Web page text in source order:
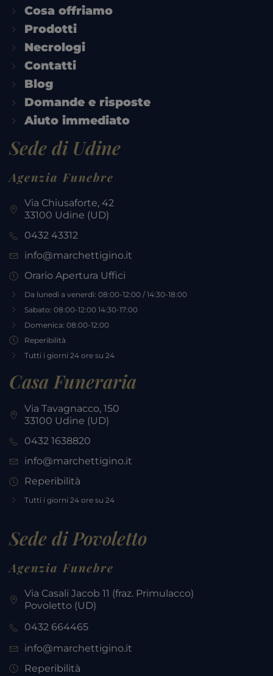
Cosa offriamo
Prodotti
Necrologi
Contatti
Blog
Domande e risposte
Aiuto immediato
Sede di Udine
Agenzia Funebre
Via Chiusaforte, 42
33100 Udine (UD)
0432 43312
info@marchettigino.it
Orario Apertura Uffici
Da lunedì a venerdì: 08:00-12:00 / 14:30-18:00
Sabato: 08:00-12:00 14:30-17:00
Domenica: 08:00-12:00
Reperibilità
Tutti i giorni 24 ore su 24
Casa Funeraria
Via Tavagnacco, 150
33100 Udine (UD)
0432 1638820
info@marchettigino.it
Reperibilità
Tutti i giorni 24 ore su 24
Sede di Povoletto
Agenzia Funebre
Via Casali Jacob 11 (fraz. Primulacco)
Povoletto (UD)
0432 664465
info@marchettigino.it
Reperibilità